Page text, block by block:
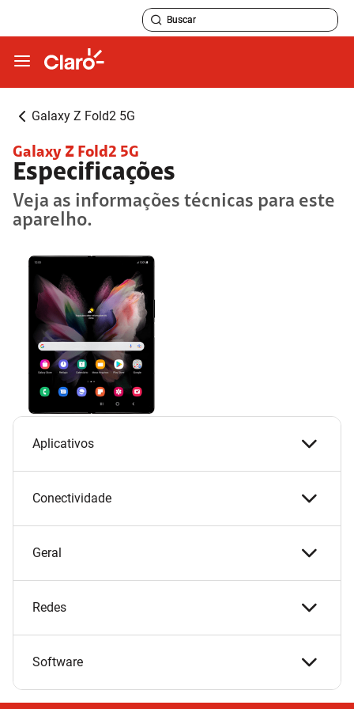
Galaxy Z Fold2 5G
Galaxy Z Fold2 5G
Especificações
Veja as informações técnicas para este
aparelho.
Aplicativos
Conectividade
Geral
Redes
Software